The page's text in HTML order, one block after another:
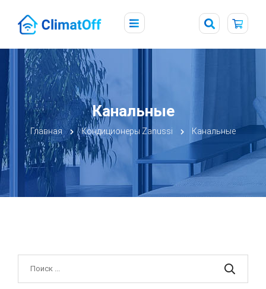
Канальные
Главная Кондиционеры Zanussi Канальные